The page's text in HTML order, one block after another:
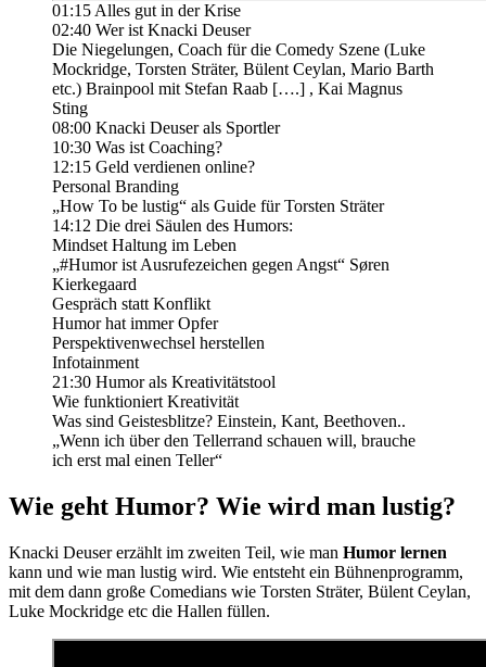
01:15 Alles gut in der Krise
02:40 Wer ist Knacki Deuser
Die Niegelungen, Coach für die Comedy Szene (Luke
Mockridge, Torsten Sträter, Bülent Ceylan, Mario Barth
etc.) Brainpool mit Stefan Raab [….] , Kai Magnus
Sting
08:00 Knacki Deuser als Sportler
10:30 Was ist Coaching?
12:15 Geld verdienen online?
Personal Branding
„How To be lustig“ als Guide für Torsten Sträter
14:12 Die drei Säulen des Humors:
Mindset Haltung im Leben
„#Humor ist Ausrufezeichen gegen Angst“ Søren
Kierkegaard
Gespräch statt Konflikt
Humor hat immer Opfer
Perspektivenwechsel herstellen
Infotainment
21:30 Humor als Kreativitätstool
Wie funktioniert Kreativität
Was sind Geistesblitze? Einstein, Kant, Beethoven..
„Wenn ich über den Tellerrand schauen will, brauche
ich erst mal einen Teller“
Wie geht Humor? Wie wird man lustig?
Knacki Deuser erzählt im zweiten Teil, wie man Humor lernen
kann und wie man lustig wird. Wie entsteht ein Bühnenprogramm,
mit dem dann große Comedians wie Torsten Sträter, Bülent Ceylan,
Luke Mockridge etc die Hallen füllen.